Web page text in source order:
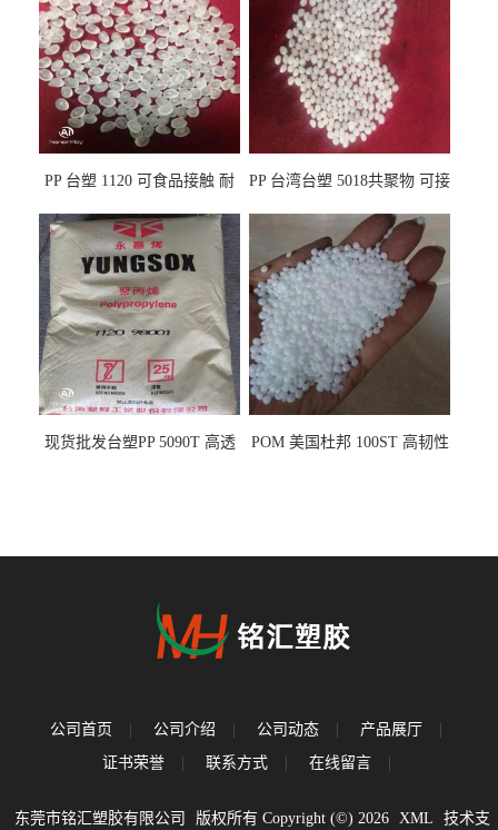
PP 台塑 1120 可食品接触 耐
PP 台湾台塑 5018共聚物 可接
现货批发台塑PP 5090T 高透
POM 美国杜邦 100ST 高韧性
公司首页 | 公司介绍 | 公司动态 | 产品展厅
|
证书荣誉
| 联系方式 | 在线留言 |
东莞市铭汇塑胶有限公司 版权所有 Copyright (©) 2026 XML 技术支